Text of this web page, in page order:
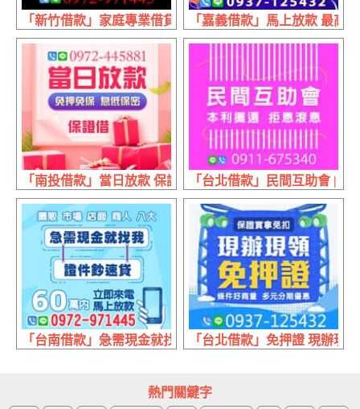
「新竹借款」家庭專業借貸 條件好談 | 1~30萬 現辦現領現
「嘉義借款」馬上放款 最高
「南投借款」當日放款 保證借 | 免押免保 息低保密
「台北借款」民間互助會 | 本
「台南借款」急需現金就找我 證件超速貸 | 60萬內 來電立
「台北借款」免押證 現辦現
熱門關鍵字